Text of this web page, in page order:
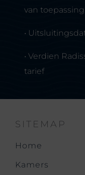
van toepassing.
•
• Verdien
tarief
SITEMAP
Home
Kamers